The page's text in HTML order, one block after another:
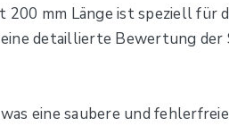
mm Länge ist speziell für
detaillierte Bewertung
eine saubere und